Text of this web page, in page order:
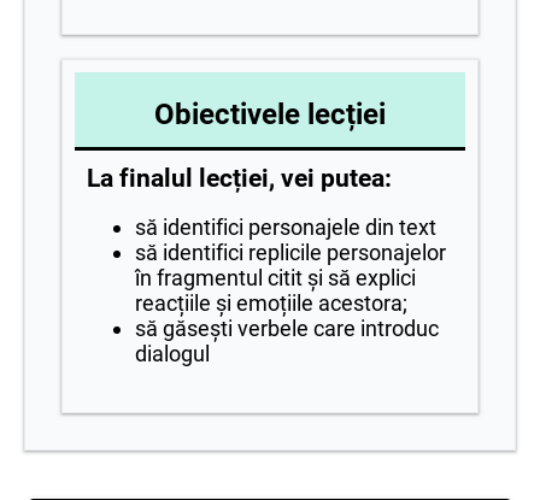
Obiectivele lecției
La finalul lecției, vei putea:
să identifici personajele din text
să identifici replicile personajelor
în fragmentul citit și să explici
reacțiile și emoțiile acestora;
să găsești verbele care introduc
dialogul